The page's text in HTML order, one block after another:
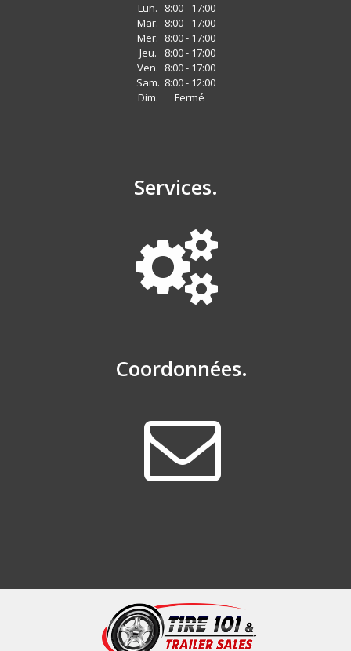
Lun.
8:00 - 17:00
Mar. 8:00 - 17:00
Mer. 8:00 - 17:00
Jeu.
8:00 - 17:00
Ven. 8:00 - 17:00
Sam. 8:00 - 12:00
Dim.
Fermé
Services.
Coordonnées.